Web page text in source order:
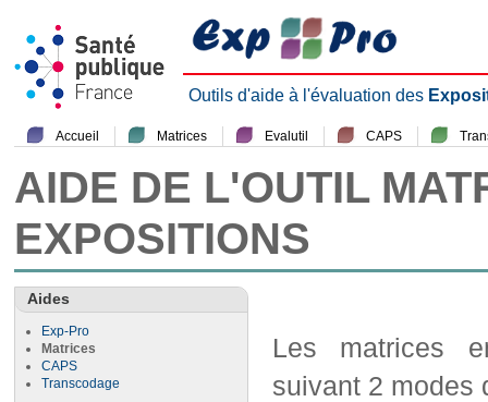
Outils d'aide à l'évaluation des
Accueil Matrices Evalutil CAPS
AIDE DE L'OUTIL
EXPOSITIONS
Aides
Exp-Pro
Matrices
CAPS
Transcodage
Les matrices
suivant 2 modes